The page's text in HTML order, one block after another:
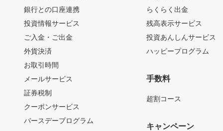
銀行との口座連携
投資情報サービス
ご入金・ご出金
外貨決済
お取引時間
メールサービス
証券税制
クーポンサービス
バースデープログラム
らくらく出金
残高表示サービス
投資あんしんサービス
ハッピープログラム
手数料
超割コース
キャンペーン